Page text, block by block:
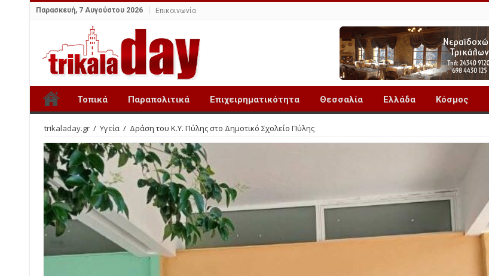
Παρασκευή, 7 Αυγούστου 2026 Επικοινωνία
Τοπικά Παραπολιτικά Επιχειρηματικότητα Θεσσαλία Ελλάδα Κόσμος
trikaladay.gr / Υγεία / Δράση του Κ.Υ. Πύλης στο Δημοτικό Σχολείο Πύλης